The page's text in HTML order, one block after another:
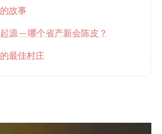
故事
源 ─ 哪个省产新会陈皮？
最佳村庄